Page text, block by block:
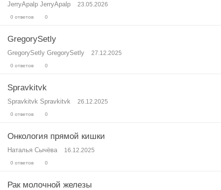
JerryApalp JerryApalp 23.05.2026
0 ответов 0
GregorySetly
GregorySetly GregorySetly 27.12.2025
0 ответов 0
Spravkitvk
Spravkitvk Spravkitvk 26.12.2025
0 ответов 0
Онкология прямой кишки
Наталья Сычёва 16.12.2025
0 ответов 0
Рак молочной железы